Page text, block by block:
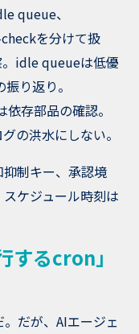
queue、
を分けて扱
idle queueは低優
り返り。
存部品の確認。
の洪水にしない。
制キー、承認境
ケジュール時刻は
るcron」
だが、AIエージェ